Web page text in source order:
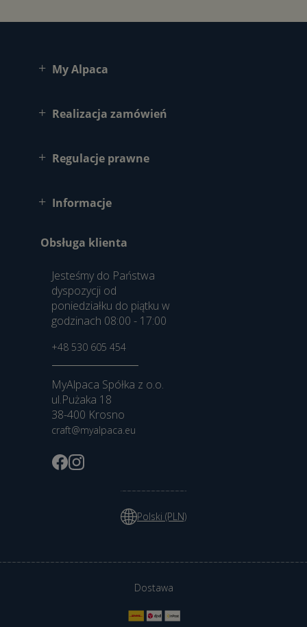
My Alpaca
Realizacja zamówień
Regulacje prawne
Informacje
Obsługa klienta
Jesteśmy do Państwa
dyspozycji od
poniedziałku do piątku w
godzinach 08:00 - 17:00
+48 530 605 454
MyAlpaca Spółka z o.o.
ul.Pużaka 18
38-400 Krosno
craft@myalpaca.eu
Polski (PLN)
Dostawa